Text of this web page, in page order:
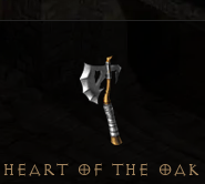
HEART OF THE OAK